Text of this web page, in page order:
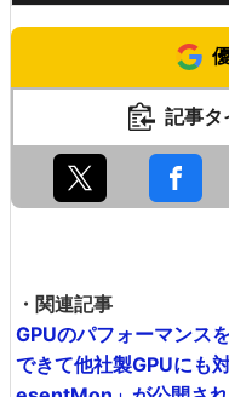
記事タ
・関連記事
GPUのパフォーマンス
できて他社製GPUにも